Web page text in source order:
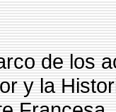
de los
y la